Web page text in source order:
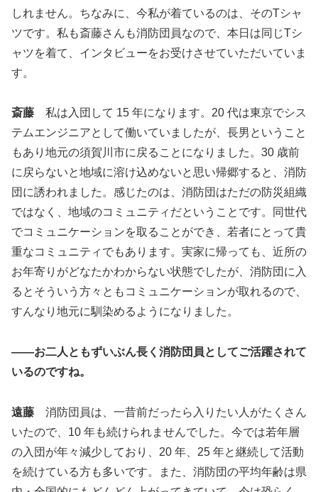
しれません。ちなみに、今私が着ているのは、そのTシャ
ツです。私も斎藤さんも消防団員なので、本日は同じTシ
ャツを着て、インタビューをお受けさせていただいていま
す。
斎藤 私は入団して 15 年になります。20 代は東京でシス
テムエンジニアとして働いていましたが、長男ということ
もあり地元の須賀川市に戻ることになりました。30 歳前
に戻らないと地域に溶け込めないと思い帰郷すると、消防
団に誘われました。感じたのは、消防団はただの防災組織
ではなく、地域のコミュニティだということです。同世代
でコミュニケーションを取ることができ、若者にとって貴
重なコミュニティでもあります。実家に帰っても、近所の
お年寄りがどなたかわからない状態でしたが、消防団に入
るとそういう方々ともコミュニケーションが取れるので、
すんなり地元に馴染めるようになりました。
――お二人ともずいぶん長く消防団員としてご活躍されて
いるのですね。
遠藤 消防団員は、一昔前だったら入りたい人がたくさん
いたので、10 年も続けられませんでした。今では若年層
の入団が年々減少しており、20 年、25 年と継続して活動
を続けている方も多いです。また、消防団の平均年齢は県